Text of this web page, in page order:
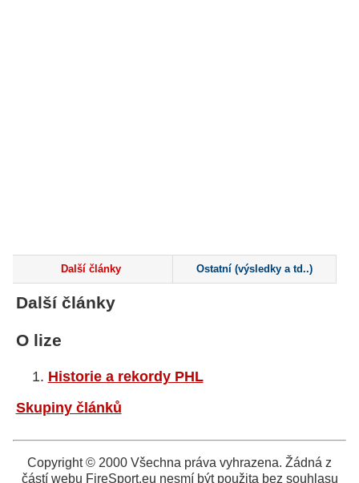
Další články Ostatní (výsledky a td..)
Další články
O lize
Historie a rekordy PHL
Skupiny článků
Copyright © 2000 Všechna práva vyhrazena. Žádná z
částí webu FireSport.eu nesmí být použita bez souhlasu